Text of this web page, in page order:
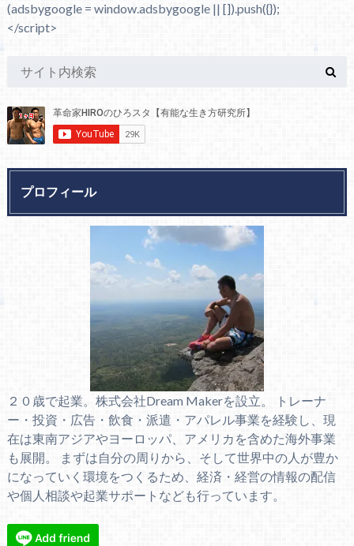
(adsbygoogle = window.adsbygoogle || []).push({});
</script>
プロフィール
２０歳で起業。株式会社Dream Makerを設立。 トレーナ
ー・投資・広告・飲食・派遣・アパレル事業を経験し、現
在は東南アジアやヨーロッパ、アメリカを含めた海外事業
も展開。 まずは自分の周りから、そして世界中の人が豊か
になっていく環境をつくるため、経済・経営の情報の配信
や個人相談や起業サポートなども行っています。